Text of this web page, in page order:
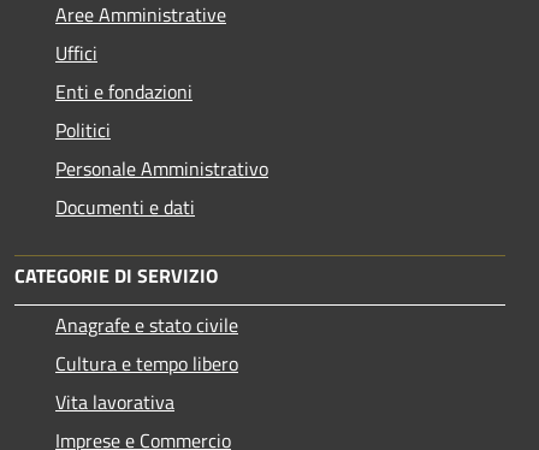
Aree Amministrative
Uffici
Enti e fondazioni
Politici
Personale Amministrativo
Documenti e dati
CATEGORIE DI SERVIZIO
Anagrafe e stato civile
Cultura e tempo libero
Vita lavorativa
Imprese e Commercio